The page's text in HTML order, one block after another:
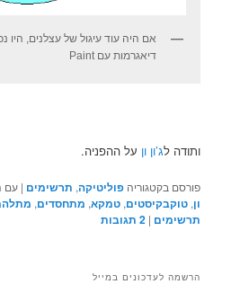
אם היה עוד עיגול של עצלנים, היו
דיאגרמות עם Paint
ותודה לג’ון ון על ההפניה.
פורסם בקטגוריה פוליטיקה, תרשימים |עם
ון,טוקבקיסטים,טמקא, מתחסדים,
תרשימים |
2 תגובות
הרשמה לעדכונים במייל